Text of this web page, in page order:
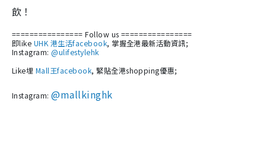
飲！
================ Follow us ================
即like UHK 港生活facebook, 掌握全港最新活動資訊;
Instagram:@ulifestylehk
Like埋 Mall王facebook, 緊貼全港shopping優惠;
Instagram: @mallkinghk